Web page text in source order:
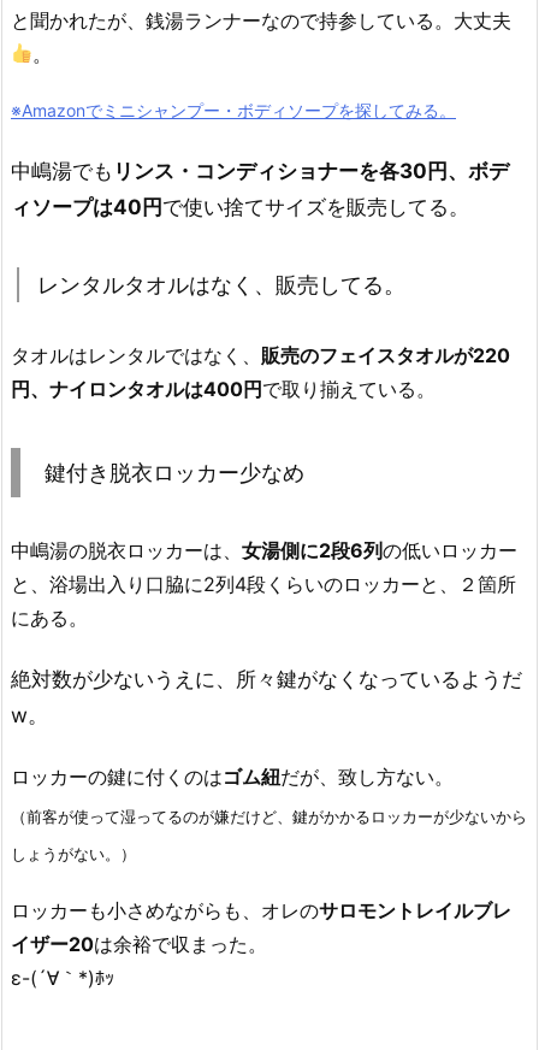
と聞かれたが、銭湯ランナーなので持参している。大丈夫
。
※Amazonでミニシャンプー・ボディソープを探してみる。
中嶋湯でも リンス・コンディショナーを各30円、ボデ
ィソープは40円で使い捨てサイズを販売してる。
レンタルタオルはなく、販売してる。
タオルはレンタルではなく、 販売のフェイスタオルが220
円、ナイロンタオルは400円で取り揃えている。
鍵付き脱衣ロッカー少なめ
中嶋湯の脱衣ロッカーは、 女湯側に2段6列の低いロッカー
と、浴場出入り口脇に2列4段くらいのロッカーと、２箇所
にある。
絶対数が少ないうえに、所々鍵がなくなっているようだ
w。
ロッカーの鍵に付くのはゴム紐だが、致し方ない。
（前客が使って湿ってるのが嫌だけど、鍵がかかるロッカーが少ないから
しょうがない。）
ロッカーも小さめながらも、オレのサロモントレイルブレ
イザー20は余裕で収まった。
ε-(´∀｀*)ﾎｯ